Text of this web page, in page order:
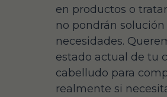
en productos o
no pondrán solución
necesidades.
estado actual de tu
cabelludo para
realmente si